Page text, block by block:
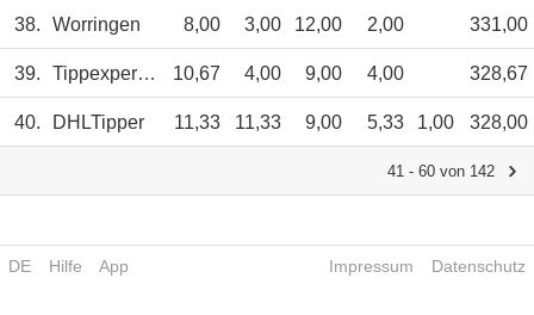
38. Worringen 8,00 3,00 12,00 2,00 331,00
39. Tippexperten 10,67 4,00 9,00 4,00 328,67
40. DHLTipper 11,33 11,33 9,00 5,33 1,00 328,00
41 - 60 von 142
DE Hilfe App Impressum Datenschutz